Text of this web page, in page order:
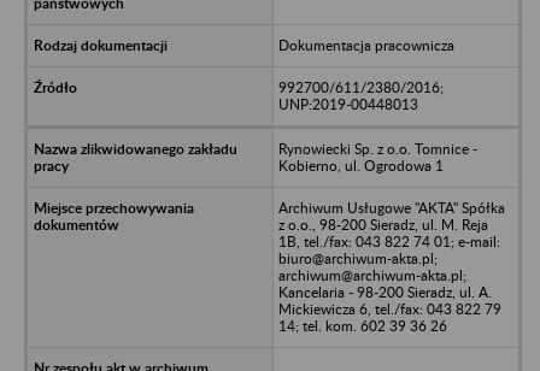
Dokumentacja pracownicza
992700/611/2380/2016;
UNP:2019-00448013
Rynowiecki Sp. z o.o. Tomnice -
Kobierno, ul. Ogrodowa 1
Archiwum Usługowe "AKTA" Spółka
z o.o., 98-200 Sieradz, ul. M. Reja
1B, tel./fax: 043 822 74 01; e-mail:
biuro@archiwum-akta.pl;
archiwum@archiwum-akta.pl;
Kancelaria - 98-200 Sieradz, ul. A.
Mickiewicza 6, tel./fax: 043 822 79
14; tel. kom. 602 39 36 26